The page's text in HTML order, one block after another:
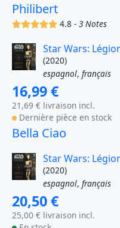
Philibert
(x)(x)(x)(x)(x)4.8 -3 Notes
Star Wars:
(2020)
espagnol, français
16,99 €
21,69 € livraison incl.
Dernière pièce en stock
Bella Ciao
Star Wars:
(2020)
espagnol, français
20,50 €
25,00 € livraison incl.